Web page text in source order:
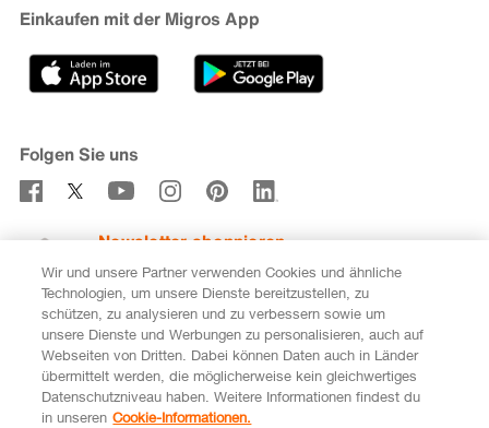
Filialfinder
Migros Bank
Karriere
Sponsoring
Medien
Verhaltenskodex & Meldestelle
Einkaufen mit der Migros App
Folgen Sie uns
Newsletter abonnieren
Rechtliches Datenschutz
Impressum
Cookie-Einstellungen
FR
Wir und unsere Partner verwenden Cookies und ähnliche
Technologien, um unsere Dienste bereitzustellen, zu
schützen, zu analysieren und zu verbessern sowie um
unsere Dienste und Werbungen zu personalisieren, auch auf
Webseiten von Dritten. Dabei können Daten auch in Länder
übermittelt werden, die möglicherweise kein gleichwertiges
Datenschutzniveau haben. Weitere Informationen findest du
in unseren Cookie-Informationen.